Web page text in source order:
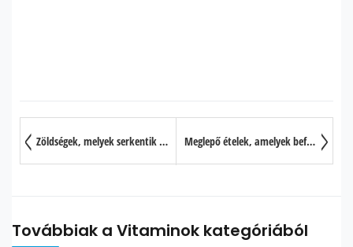
Zöldségek, melyek serkentik az immunrendszer működését Meglepő ételek, amelyek befolyásolják a testhőmérsékletet
Továbbiak a Vitaminok kategóriából